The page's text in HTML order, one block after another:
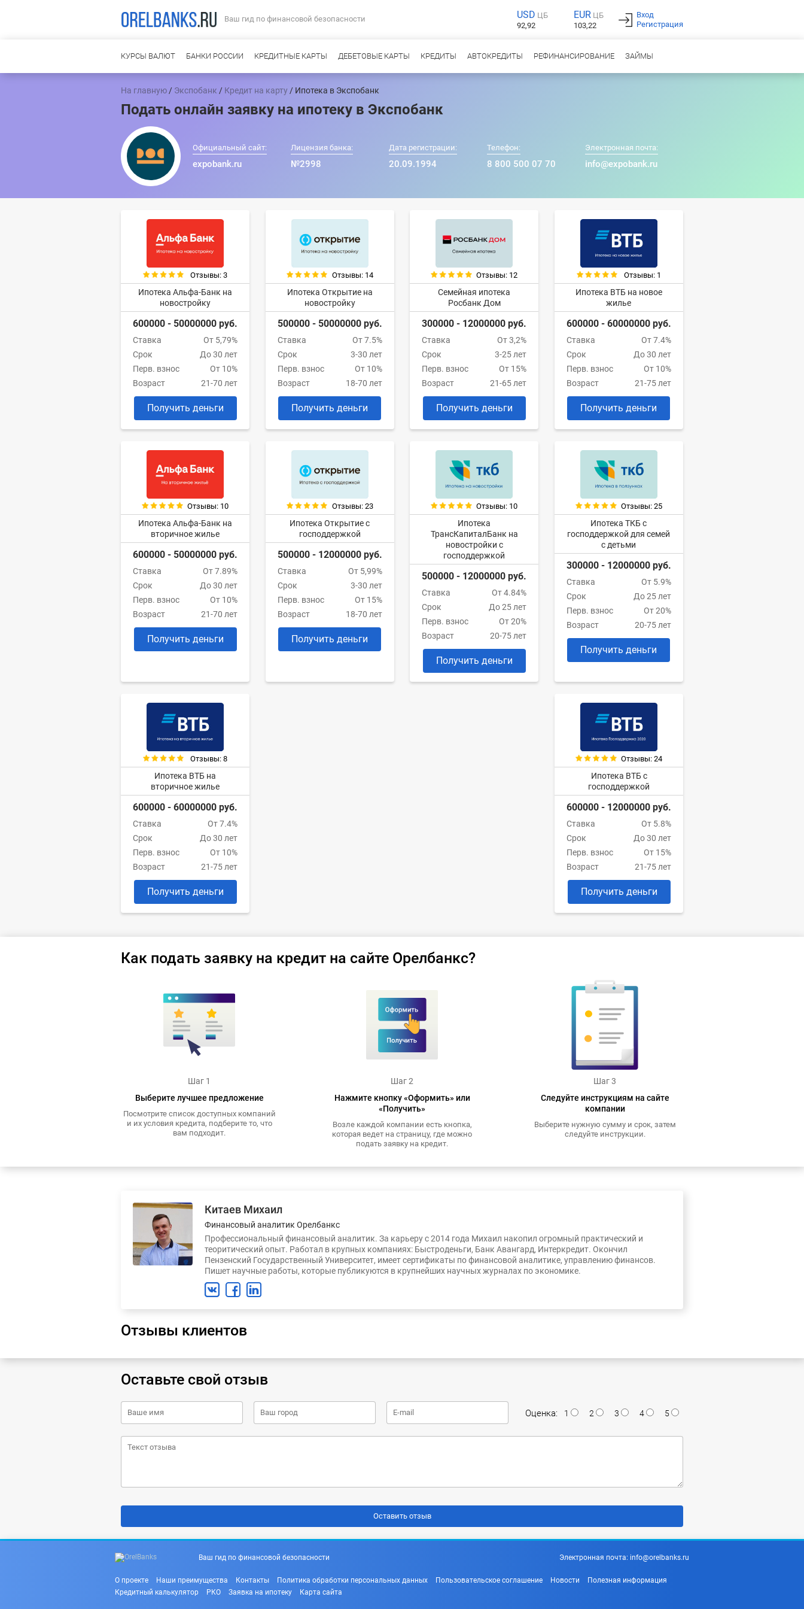
Ваш гид по финансовой безопасности USD ЦБ
92,92
EUR ЦБ
103,22
Вход
Регистрация
КУРСЫ ВАЛЮТ БАНКИ РОССИИ КРЕДИТНЫЕ КАРТЫ ДЕБЕТОВЫЕ КАРТЫ КРЕДИТЫ АВТОКРЕДИТЫ РЕФИНАНСИРОВАНИЕ ЗАЙМЫ
На главную / Экспобанк / Кредит на карту / Ипотека в Экспобанк
Подать онлайн заявку на ипотеку в Экспобанк
Официальный сайт:
expobank.ru
Лицензия банка:
№2998
Дата регистрации:
20.09.1994
Телефон:
8 800 500 07 70
Электронная почта:
info@expobank.ru
Отзывы: 3
Ипотека Альфа-Банк на
новостройку
600000 - 50000000 руб.
Ставка
От 5,79%
Срок
До 30 лет
Перв. взнос
От 10%
Возраст
21-70 лет
Получить деньги
Отзывы: 14
Ипотека Открытие на
новостройку
500000 - 50000000 руб.
Ставка
От 7.5%
Срок
3-30 лет
Перв. взнос
От 10%
Возраст
18-70 лет
Получить деньги
Отзывы: 12
Семейная ипотека
Росбанк Дом
300000 - 12000000 руб.
Ставка
От 3,2%
Срок
3-25 лет
Перв. взнос
От 15%
Возраст
21-65 лет
Получить деньги
Отзывы: 1
Ипотека ВТБ на новое
жилье
600000 - 60000000 руб.
Ставка
От 7.4%
Срок
До 30 лет
Перв. взнос
От 10%
Возраст
21-75 лет
Получить деньги
Отзывы: 10
Ипотека Альфа-Банк на
вторичное жилье
600000 - 50000000 руб.
Ставка
От 7.89%
Срок
До 30 лет
Перв. взнос
От 10%
Возраст
21-70 лет
Получить деньги
Отзывы: 23
Ипотека Открытие с
господдержкой
500000 - 12000000 руб.
Ставка
От 5,99%
Срок
3-30 лет
Перв. взнос
От 15%
Возраст
18-70 лет
Получить деньги
Отзывы: 10
Ипотека
ТрансКапиталБанк на
новостройки с
господдержкой
500000 - 12000000 руб.
Ставка
От 4.84%
Срок
До 25 лет
Перв. взнос
От 20%
Возраст
20-75 лет
Получить деньги
Отзывы: 25
Ипотека ТКБ с
господдержкой для семей
с детьми
300000 - 12000000 руб.
Ставка
От 5.9%
Срок
До 25 лет
Перв. взнос
От 20%
Возраст
20-75 лет
Получить деньги
Отзывы: 8
Ипотека ВТБ на
вторичное жилье
600000 - 60000000 руб.
Ставка
От 7.4%
Срок
До 30 лет
Перв. взнос
От 10%
Возраст
21-75 лет
Получить деньги
Отзывы: 24
Ипотека ВТБ с
господдержкой
600000 - 12000000 руб.
Ставка
От 5.8%
Срок
До 30 лет
Перв. взнос
От 15%
Возраст
21-75 лет
Получить деньги
Как подать заявку на кредит на сайте Орелбанкс?
Шаг 1
Выберите лучшее предложение
Посмотрите список доступных компаний
и их условия кредита, подберите то, что
вам подходит.
Шаг 2
Нажмите кнопку «Оформить» или
«Получить»
Возле каждой компании есть кнопка,
которая ведет на страницу, где можно
подать заявку на кредит.
Шаг 3
Следуйте инструкциям на сайте
компании
Выберите нужную сумму и срок, затем
следуйте инструкции.
Китаев Михаил
Финансовый аналитик Орелбанкс
Профессиональный финансовый аналитик. За карьеру с 2014 года Михаил накопил огромный практический и
теоритический опыт. Работал в крупных компаниях: Быстроденьги, Банк Авангард, Интеркредит. Окончил
Пензенский Государственный Университет, имеет сертификаты по финансовой аналитике, управлению финансов.
Пишет научные работы, которые публикуются в крупнейших научных журналах по экономике.
Отзывы клиентов
Оставьте свой отзыв
Оценка: 1 2 3 4 5
Ваш гид по финансовой безопасности Электронная почта: info@orelbanks.ru
О проекте Наши преимущества Контакты Политика обработки персональных данных Пользовательское соглашение Новости
Полезная информация
Кредитный калькулятор
РКО Заявка на ипотеку Карта сайта